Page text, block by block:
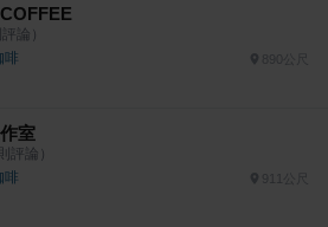
論）
啡
室
評論）
啡